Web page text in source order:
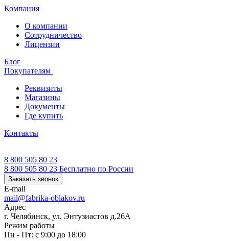
Компания
О компании
Сотрудничество
Лицензии
Блог
Покупателям
Реквизиты
Магазины
Документы
Где купить
Контакты
8 800 505 80 23
8 800 505 80 23 Бесплатно по России
Заказать звонок
E-mail
mail@fabrika-oblakov.ru
Адрес
г. Челябинск, ул. Энтузиастов д.26А
Режим работы
Пн - Пт: с 9:00 до 18:00